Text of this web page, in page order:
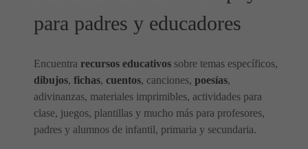
para padres y educadores
Encuentra recursos educativos sobre temas específicos,
dibujos, fichas, cuentos, canciones, poesías,
adivinanzas, materiales imprimibles, actividades para
clase, juegos, plantillas y mucho más para profesores,
padres y alumnos de infantil, primaria y secundaria.